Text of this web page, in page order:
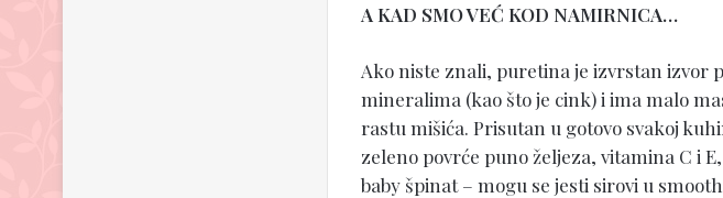
A KAD SMO VEĆ KOD NAMIRNICA…
Ako niste znali, puretina je izvrstan izvor
mineralima (kao što je cink) i ima malo
rastu mišića. Prisutan u gotovo svakoj
zeleno povrće puno željeza, vitamina C i
baby špinat – mogu se jesti sirovi u